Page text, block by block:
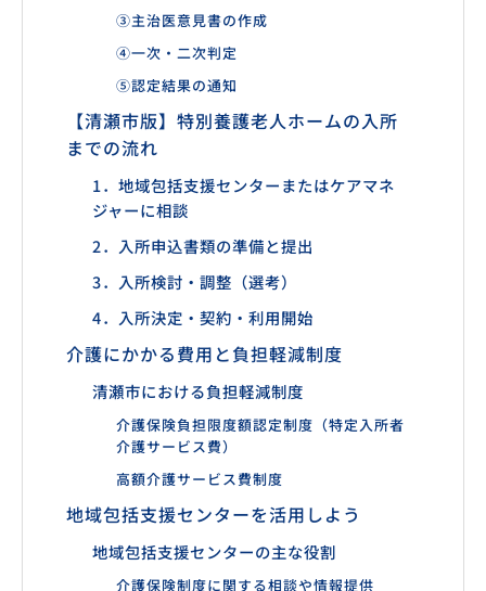
③主治医意見書の作成
④一次・二次判定
⑤認定結果の通知
【清瀬市版】特別養護老人ホームの入所
までの流れ
1．地域包括支援センターまたはケアマネ
ジャーに相談
2．入所申込書類の準備と提出
3．入所検討・調整（選考）
4．入所決定・契約・利用開始
介護にかかる費用と負担軽減制度
清瀬市における負担軽減制度
介護保険負担限度額認定制度（特定入所者
介護サービス費）
高額介護サービス費制度
地域包括支援センターを活用しよう
地域包括支援センターの主な役割
介護保険制度に関する相談や情報提供